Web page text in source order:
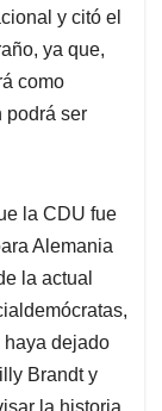
y citó el
ya que,
como
podrá ser
la CDU fue
Alemania
la actual
dejado
Brandt y